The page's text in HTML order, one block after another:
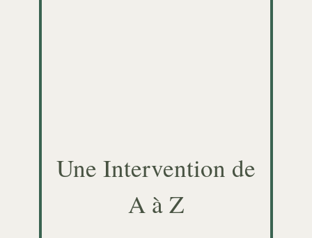
Une Intervention de
A à Z